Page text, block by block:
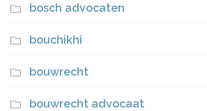
bosch advocaten
bouchikhi
bouwrecht
bouwrecht advocaat